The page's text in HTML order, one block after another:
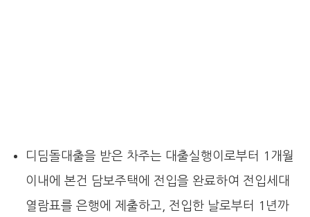
디딤돌대출을 받은 차주는 대출실행이로부터 1개월
이내에 본건 담보주택에 전입을 완료하여 전입세대
열람표를 은행에 제출하고, 전입한 날로부터 1년까